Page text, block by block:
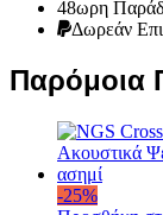
48ωρη
Δωρεάν
Παρόμοια
-25%